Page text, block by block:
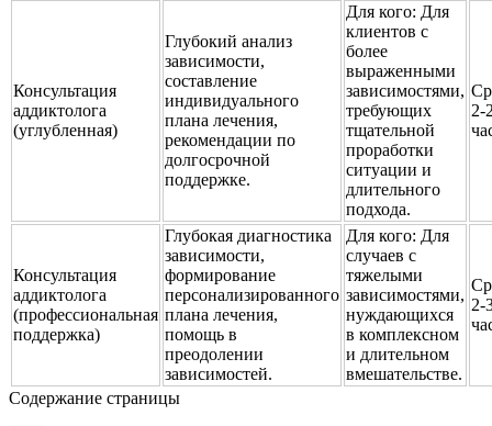
Консультация
аддиктолога
(углубленная)
Глубокий анализ
зависимости,
составление
индивидуального
плана лечения,
рекомендации по
долгосрочной
поддержке.
Для кого: Для
клиентов с
более
выраженными
зависимостями,
требующих
тщательной
проработки
ситуации и
длительного
подхода.
2-
Консультация
аддиктолога
(профессиональная
поддержка)
Глубокая диагностика
зависимости,
формирование
персонализированного
плана лечения,
помощь в
преодолении
зависимостей.
Для кого: Для
случаев с
тяжелыми
зависимостями,
нуждающихся
в комплексном
и длительном
вмешательстве.
2-
Содержание страницы